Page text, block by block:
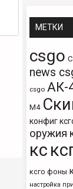
МЕТКИ
csgo
news
csgo АК-
М4
конфиг
оружия
кс
ксго фоны
настройка